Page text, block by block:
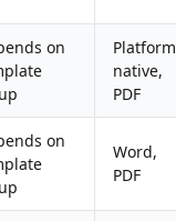
on
Platform
native,
PDF
on
Word,
PDF